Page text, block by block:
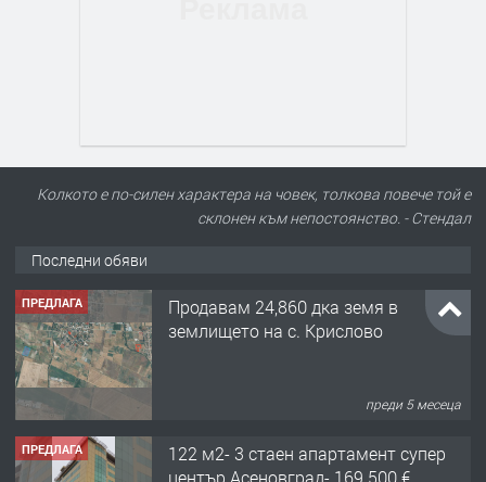
Колкото е по-силен характера на човек, толкова повече той е
склонен към непостоянство. - Стендал
Последни обяви
Продавам 24,860 дка земя в
землището на с. Крислово
ПРЕДЛАГА
122 м2- 3 стаен апартамент супер
център Асеновград- 169 500 €.
преди 3 месеца
ПРЕДЛАГА Ретро Остъклена врата